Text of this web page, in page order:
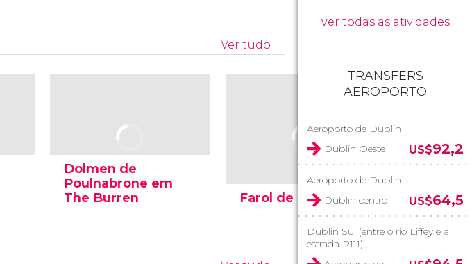
Ver tudo
Dolmen de
Poulnabrone em
The Burren
Farol de Howth
Gigante
ver todas as atividades
TRANSFERS
AEROPORTO
Aeroporto de Dublin
Dublin Oeste
US$92,2
Aeroporto de Dublin
Dublin centro
US$64,5
Dublin Sul (entre o rio Liffey e a
estrada R111)